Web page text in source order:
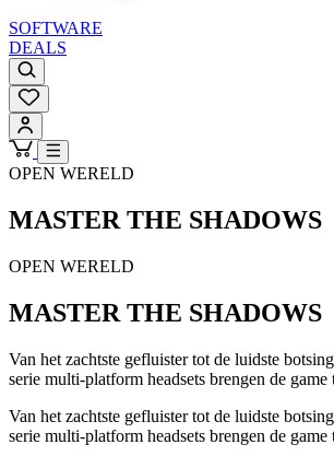
SOFTWARE
DEALS
OPEN WERELD
MASTER THE SHADOWS
OPEN WERELD
MASTER THE SHADOWS
Van het zachtste gefluister tot de luidste
serie multi-platform headsets brengen de game
Van het zachtste gefluister tot de luidste
serie multi-platform headsets brengen de game